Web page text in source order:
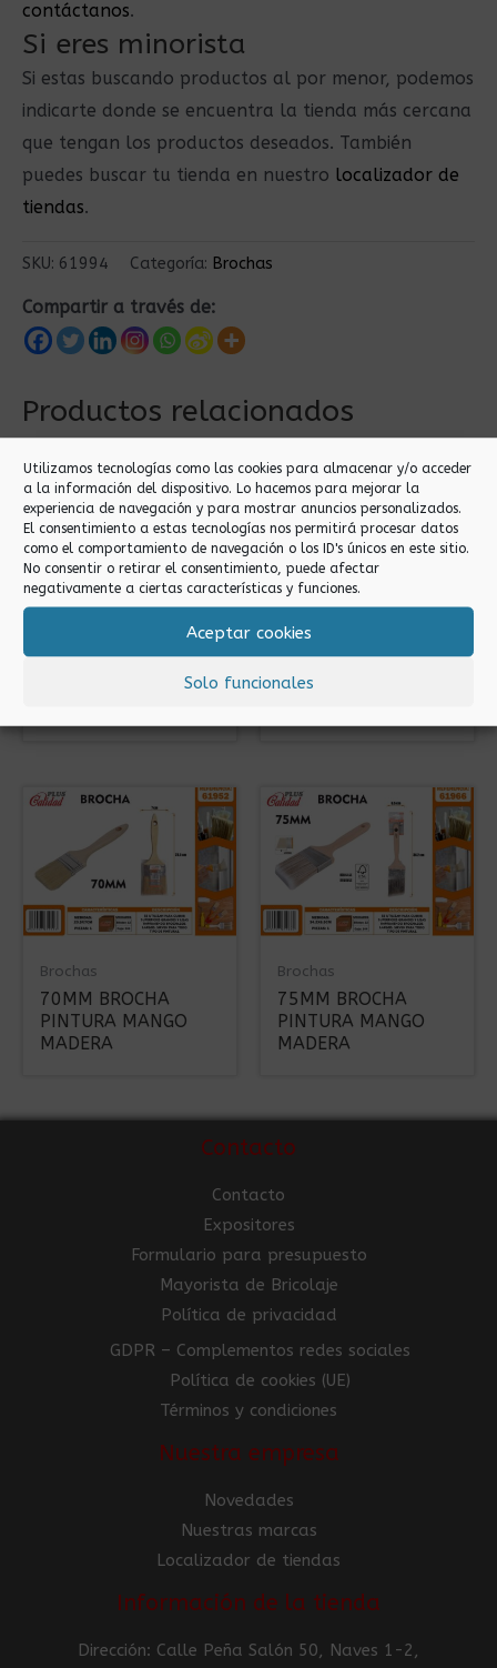
Utilizamos tecnologías como las cookies para almacenar y/o acceder
a la información del dispositivo. Lo hacemos para mejorar la
experiencia de navegación y para mostrar anuncios personalizados.
El consentimiento a estas tecnologías nos permitirá procesar datos
como el comportamiento de navegación o los ID's únicos en este sitio.
No consentir o retirar el consentimiento, puede afectar
negativamente a ciertas características y funciones.
Aceptar cookies
Solo funcionales
contáctanos.
Si eres minorista
Si estas buscando productos al por menor, podemos
indicarte donde se encuentra la tienda más cercana
que tengan los productos deseados. También
puedes buscar tu tienda en nuestro localizador de
tiendas.
SKU: 61994 Categoría: Brochas
Compartir a través de:
Productos relacionados
PINTURA MANGO
Brochas
PINTURA MANGO
Brochas
70MM BROCHA
PINTURA MANGO
MADERA
Brochas
75MM BROCHA
PINTURA MANGO
MADERA
Contacto
Contacto
Expositores
Formulario para presupuesto
Mayorista de Bricolaje
Política de privacidad
GDPR – Complementos redes sociales
Política de cookies (UE)
Términos y condiciones
Nuestra empresa
Novedades
Nuestras marcas
Localizador de tiendas
Información de la tienda
Dirección: Calle Peña Salón 50, Naves 1-2,